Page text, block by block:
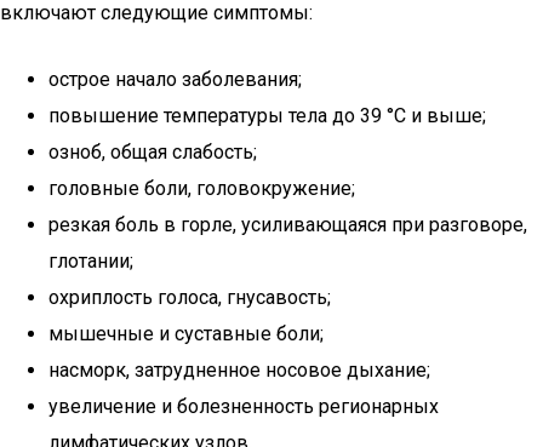
включают следующие симптомы:
острое начало заболевания;
повышение температуры тела до 39 °С и выше;
озноб, общая слабость;
головные боли, головокружение;
резкая боль в горле, усиливающаяся при разговоре,
глотании;
охриплость голоса, гнусавость;
мышечные и суставные боли;
насморк, затрудненное носовое дыхание;
увеличение и болезненность регионарных